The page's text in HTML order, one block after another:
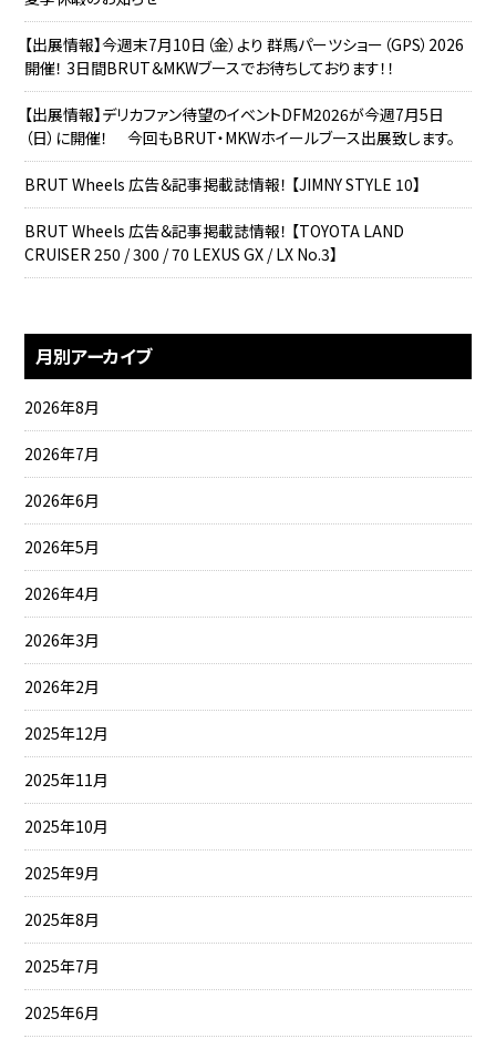
【出展情報】今週末7月10日（金）より 群馬パーツショー（GPS）2026
開催！ 3日間BRUT＆MKWブースでお待ちしております！！
【出展情報】デリカファン待望のイベントDFM2026が今週7月5日
（日）に開催！ 今回もBRUT・MKWホイールブース出展致します。
BRUT Wheels 広告＆記事掲載誌情報！ 【JIMNY STYLE 10】
BRUT Wheels 広告＆記事掲載誌情報！ 【TOYOTA LAND
CRUISER 250 / 300 / 70 LEXUS GX / LX No.3】
月別アーカイブ
2026年8月
2026年7月
2026年6月
2026年5月
2026年4月
2026年3月
2026年2月
2025年12月
2025年11月
2025年10月
2025年9月
2025年8月
2025年7月
2025年6月